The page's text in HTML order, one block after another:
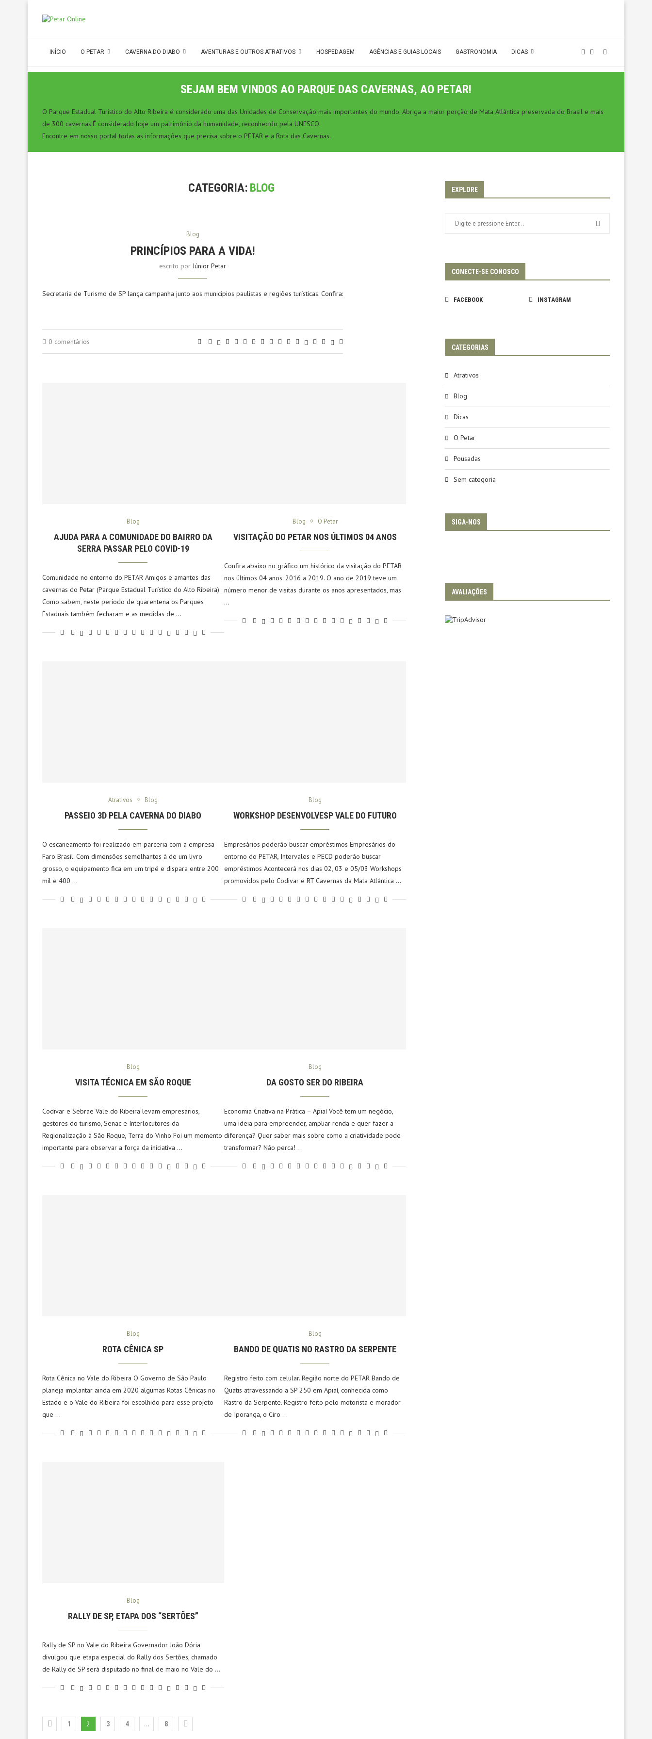
INÍCIO O PETAR CAVERNA DO DIABO AVENTURAS E OUTROS ATRATIVOS HOSPEDAGEM AGÊNCIAS E GUIAS LOCAIS GASTRONOMIA DICAS
SEJAM BEM VINDOS AO PARQUE DAS CAVERNAS, AO PETAR!
O Parque Estadual Turístico do Alto Ribeira é considerado uma das Unidades de Conservação mais importantes do mundo. Abriga a maior porção de Mata Atlântica preservada do Brasil e mais
de 300 cavernas.É considerado hoje um patrimônio da humanidade, reconhecido pela UNESCO.
Encontre em nosso portal todas as informações que precisa sobre o PETAR e a Rota das Cavernas.
CATEGORIA: BLOG
Blog
PRINCÍPIOS PARA A VIDA!
escrito por Júnior Petar
Secretaria de Turismo de SP lança campanha junto aos municípios paulistas e regiões turísticas. Confira:
0 comentários
Blog
AJUDA PARA A COMUNIDADE DO BAIRRO DA
SERRA PASSAR PELO COVID-19
Comunidade no entorno do PETAR Amigos e amantes das
cavernas do Petar (Parque Estadual Turístico do Alto Ribeira)
Como sabem, neste período de quarentena os Parques
Estaduais também fecharam e as medidas de …
Blog O Petar
VISITAÇÃO DO PETAR NOS ÚLTIMOS 04 ANOS
Confira abaixo no gráfico um histórico da visitação do PETAR
nos últimos 04 anos: 2016 a 2019. O ano de 2019 teve um
número menor de visitas durante os anos apresentados, mas
…
Atrativos Blog
PASSEIO 3D PELA CAVERNA DO DIABO
O escaneamento foi realizado em parceria com a empresa
Faro Brasil. Com dimensões semelhantes à de um livro
grosso, o equipamento fica em um tripé e dispara entre 200
mil e 400 …
Blog
WORKSHOP DESENVOLVESP VALE DO FUTURO
Empresários poderão buscar empréstimos Empresários do
entorno do PETAR, Intervales e PECD poderão buscar
empréstimos Acontecerá nos dias 02, 03 e 05/03 Workshops
promovidos pelo Codivar e RT Cavernas da Mata Atlântica …
Blog
VISITA TÉCNICA EM SÃO ROQUE
Codivar e Sebrae Vale do Ribeira levam empresários,
gestores do turismo, Senac e Interlocutores da
Regionalização à São Roque, Terra do Vinho Foi um momento
importante para observar a força da iniciativa …
Blog
DA GOSTO SER DO RIBEIRA
Economia Criativa na Prática – Apiaí Você tem um negócio,
uma ideia para empreender, ampliar renda e quer fazer a
diferença? Quer saber mais sobre como a criatividade pode
transformar? Não perca! …
Blog
ROTA CÊNICA SP
Rota Cênica no Vale do Ribeira O Governo de São Paulo
planeja implantar ainda em 2020 algumas Rotas Cênicas no
Estado e o Vale do Ribeira foi escolhido para esse projeto
que …
Blog
BANDO DE QUATIS NO RASTRO DA SERPENTE
Registro feito com celular. Região norte do PETAR Bando de
Quatis atravessando a SP 250 em Apiaí, conhecida como
Rastro da Serpente. Registro feito pelo motorista e morador
de Iporanga, o Ciro …
Blog
RALLY DE SP, ETAPA DOS “SERTÕES”
Rally de SP no Vale do Ribeira Governador João Dória
divulgou que etapa especial do Rally dos Sertões, chamado
de Rally de SP será disputado no final de maio no Vale do …
1 2 3 4 … 8
EXPLORE
CONECTE-SE CONOSCO
FACEBOOK INSTAGRAM
CATEGORIAS
Atrativos
Blog
Dicas
O Petar
Pousadas
Sem categoria
SIGA-NOS
AVALIAÇÕES